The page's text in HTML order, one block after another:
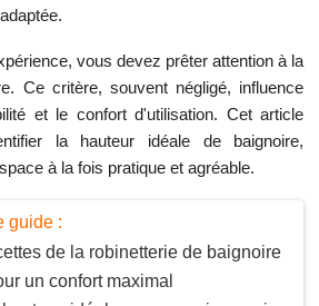
vous devez prêter attention à la
Ce critère, souvent négligé, influence
et le confort d'utilisation. Cet article
la hauteur idéale de baignoire,
à la fois pratique et agréable.
guide :
de la robinetterie de baignoire
un confort maximal